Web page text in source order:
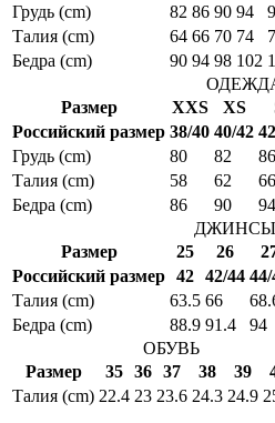
Грудь (cm)
82 86 90 94
Талия (cm)
64 66 70 74
Бедра (cm)
90 94 98 102
Размер
XXS XS
Российский размер 38/40 40/42
Грудь (cm)
80 82 86
Талия (cm)
58 62 66
Бедра (cm)
86 90 94
ДЖИНСЫ
Размер
25 26
Российский размер 42 42/44 44/
Талия (cm)
63.5 66
Бедра (cm)
88.9 91.4 94
ОБУВЬ
Размер
35 36 37 38 39
Талия (cm) 22.4 23 23.6 24.3 24.9